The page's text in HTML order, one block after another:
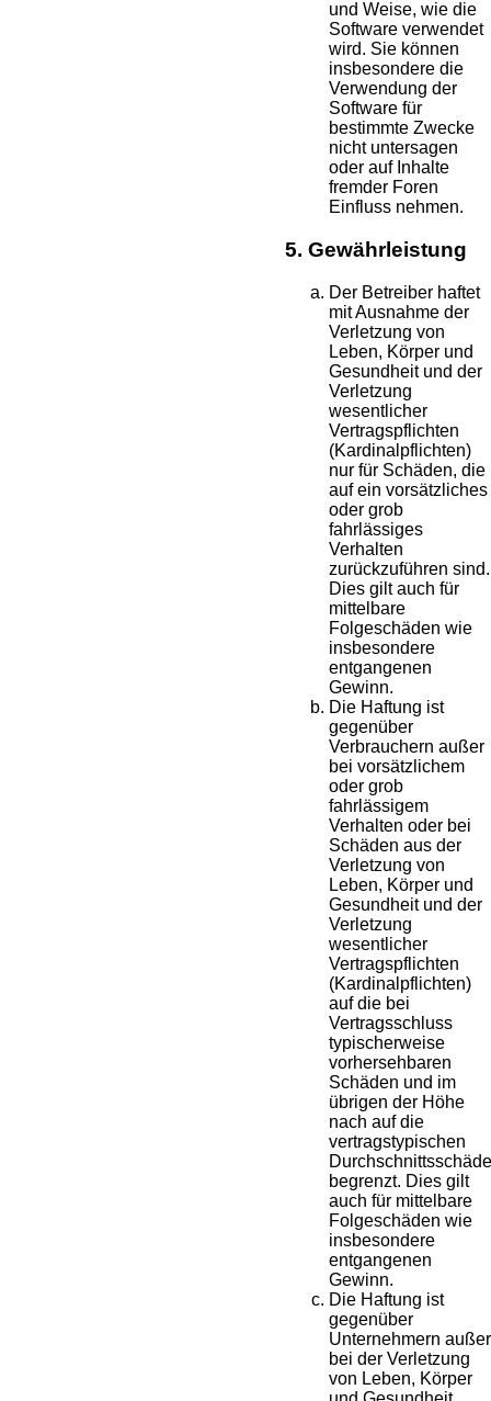
und Weise, wie die
Software verwendet
wird. Sie können
insbesondere die
Verwendung der
Software für
bestimmte Zwecke
nicht untersagen
oder auf Inhalte
fremder Foren
Einfluss nehmen.
5. Gewährleistung
Der Betreiber haftet
mit Ausnahme der
Verletzung von
Leben, Körper und
Gesundheit und der
Verletzung
wesentlicher
Vertragspflichten
(Kardinalpflichten)
nur für Schäden, die
auf ein vorsätzliches
oder grob
fahrlässiges
Verhalten
zurückzuführen sind.
Dies gilt auch für
mittelbare
Folgeschäden wie
insbesondere
entgangenen
Gewinn.
Die Haftung ist
gegenüber
Verbrauchern außer
bei vorsätzlichem
oder grob
fahrlässigem
Verhalten oder bei
Schäden aus der
Verletzung von
Leben, Körper und
Gesundheit und der
Verletzung
wesentlicher
Vertragspflichten
(Kardinalpflichten)
auf die bei
Vertragsschluss
typischerweise
vorhersehbaren
Schäden und im
übrigen der Höhe
nach auf die
vertragstypischen
begrenzt. Dies gilt
auch für mittelbare
Folgeschäden wie
insbesondere
entgangenen
Gewinn.
Die Haftung ist
gegenüber
Unternehmern außer
bei der Verletzung
von Leben, Körper